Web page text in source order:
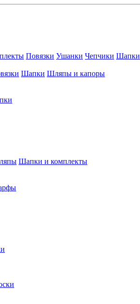
Повязки Ушанки Чепчики Шапки
Шапки Шляпы и капоры
Шапки и комплекты